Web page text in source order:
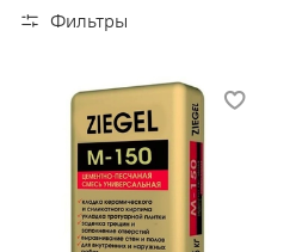
Фильтры